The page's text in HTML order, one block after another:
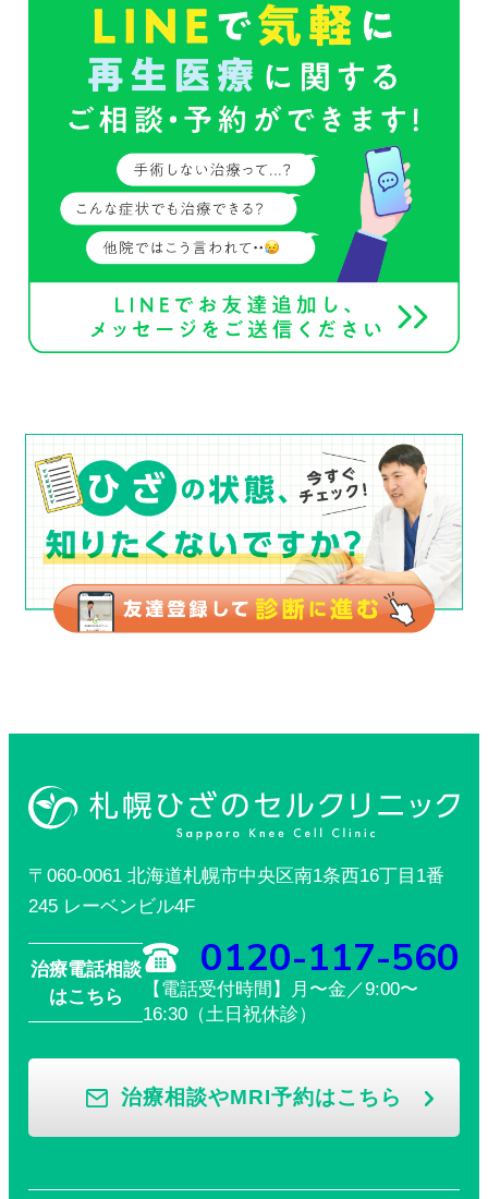
〒060-0061 北海道札幌市中央区南1条西16丁目1番
245 レーベンビル4F
治療電話相談
はこちら
0120-117-560
【電話受付時間】月〜金／9:00〜
16:30（土日祝休診）
治療相談やMRI予約はこちら